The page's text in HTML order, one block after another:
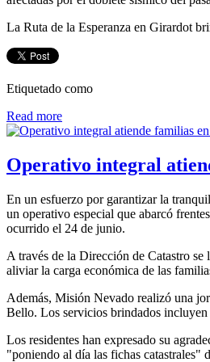
La Ruta de la Esperanza en Girardot
Etiquetado como
Read more
Operativo integral
En un esfuerzo por garantizar la
un operativo especial que abarcó
ocurrido el 24 de junio.
A través de la Dirección de Catastro
aliviar la carga económica de las
Además, Misión Nevado realizó una
Bello. Los servicios brindados incluyen
Los residentes han expresado su
"poniendo al día las fichas catastrales"